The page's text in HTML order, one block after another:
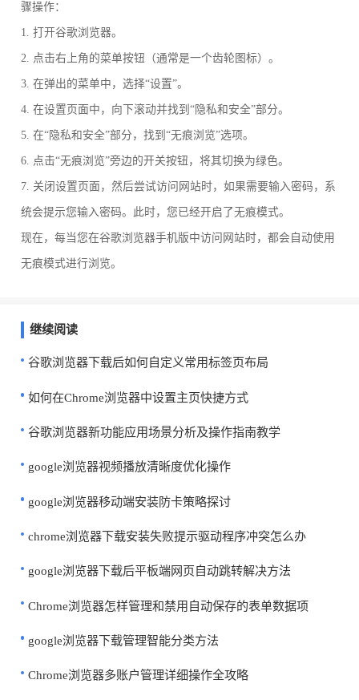
骤操作：
1. 打开谷歌浏览器。
2. 点击右上角的菜单按钮（通常是一个齿轮图标）。
3. 在弹出的菜单中，选择“设置”。
4. 在设置页面中，向下滚动并找到“隐私和安全”部分。
5. 在“隐私和安全”部分，找到“无痕浏览”选项。
6. 点击“无痕浏览”旁边的开关按钮，将其切换为绿色。
7. 关闭设置页面，然后尝试访问网站时，如果需要输入密码，系
统会提示您输入密码。此时，您已经开启了无痕模式。
现在，每当您在谷歌浏览器手机版中访问网站时，都会自动使用
无痕模式进行浏览。
继续阅读
谷歌浏览器下载后如何自定义常用标签页布局
如何在Chrome浏览器中设置主页快捷方式
谷歌浏览器新功能应用场景分析及操作指南教学
google浏览器视频播放清晰度优化操作
google浏览器移动端安装防卡策略探讨
chrome浏览器下载安装失败提示驱动程序冲突怎么办
google浏览器下载后平板端网页自动跳转解决方法
Chrome浏览器怎样管理和禁用自动保存的表单数据项
google浏览器下载管理智能分类方法
Chrome浏览器多账户管理详细操作全攻略